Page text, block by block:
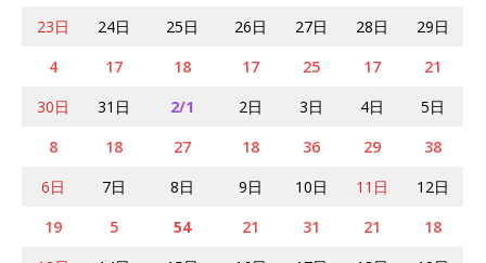
23日 24日 25日 26日 27日 28日
29日
4
17 18 17 25 17
21
30日
31日 2/1 2日 3日 4日
5日
8
18 27 18 36 29
38
6日
7日 8日 9日 10日 11日
12日
19
5 54 21 31 21
18